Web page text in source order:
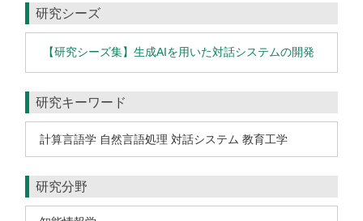
研究シーズ
【研究シーズ集】生成AIを用いた対話システムの開発
研究キーワード
計算言語学 自然言語処理 対話システム 教育工学
研究分野